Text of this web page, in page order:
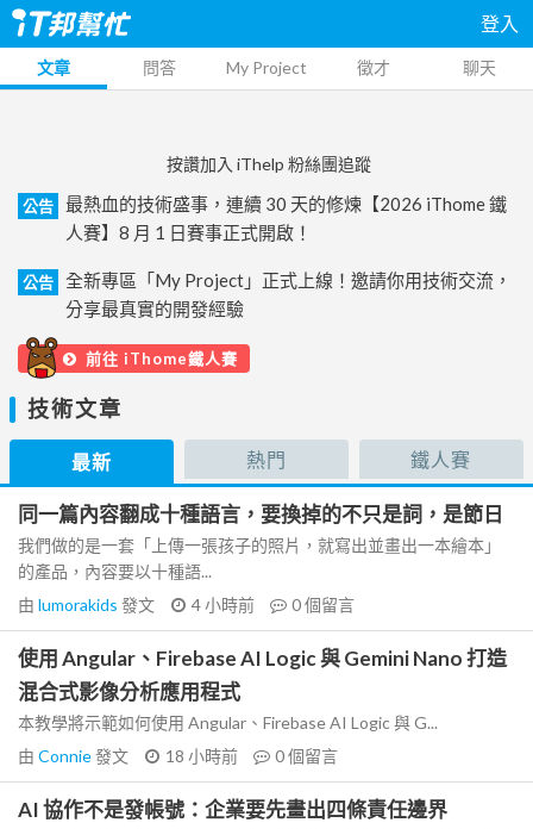
登入
文章 問答 My Project 徵才 聊天
按讚加入 iThelp 粉絲團追蹤
公告
最熱血的技術盛事，連續 30 天的修煉【2026 iThome 鐵
人賽】8 月 1 日賽事正式開啟！
公告
全新專區「My Project」正式上線！邀請你用技術交流，
分享最真實的開發經驗
前往 iThome鐵人賽
技術文章
最新 熱門 鐵人賽
同一篇內容翻成十種語言，要換掉的不只是詞，是節日
我們做的是一套「上傳一張孩子的照片，就寫出並畫出一本繪本」
的產品，內容要以十種語...
由 lumorakids 發文 4 小時前 0個留言
使用 Angular、Firebase AI Logic 與 Gemini Nano 打造
混合式影像分析應用程式
本教學將示範如何使用 Angular、Firebase AI Logic 與 G...
由 Connie發文 18 小時前 0個留言
AI 協作不是發帳號：企業要先畫出四條責任邊界